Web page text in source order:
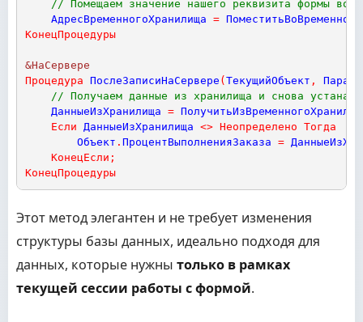
// Помещаем значение нашего реквизита формы во
АдресВременногоХранилища =
КонецПроцедуры
&НаСервере
Процедура ПослеЗаписиНаСервере ( ТекущийОбъект ,
// Получаем данные из хранилища и снова
ДанныеИзХранилища =
Если ДанныеИзХранилища <> Неопределено Тогда
Объект . ПроцентВыполненияЗаказа =
КонецЕсли ;
КонецПроцедуры
Этот метод элегантен и не требует изменения
структуры базы данных, идеально подходя для
данных, которые нужны только в рамках
текущей сессии работы с формой.